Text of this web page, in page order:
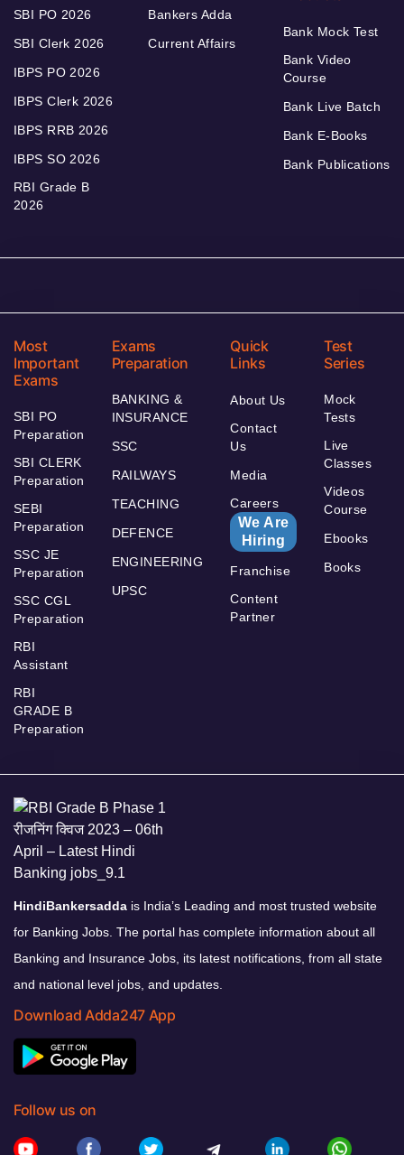
SBI PO 2026
SBI Clerk 2026
IBPS PO 2026
IBPS Clerk 2026
IBPS RRB 2026
IBPS SO 2026
RBI Grade B
2026
Bankers Adda
Current Affairs
Bank Mock Test
Bank Video
Course
Bank Live Batch
Bank E-Books
Bank Publications
Most
Important
Exams
SBI PO
Preparation
SBI CLERK
Preparation
SEBI
Preparation
SSC JE
Preparation
SSC CGL
Preparation
RBI
Assistant
RBI
GRADE B
Preparation
Exams
Preparation
BANKING &
INSURANCE
SSC
RAILWAYS
TEACHING
DEFENCE
ENGINEERING
UPSC
Quick
Links
About Us
Contact
Us
Media
Careers
We Are
Hiring
Franchise
Content
Partner
Test
Series
Mock
Tests
Live
Classes
Videos
Course
Ebooks
Books
HindiBankersadda is India’s Leading and most trusted website
for Banking Jobs. The portal has complete information about all
Banking and Insurance Jobs, its latest notifications, from all state
and national level jobs, and updates.
Download Adda247 App
Follow us on